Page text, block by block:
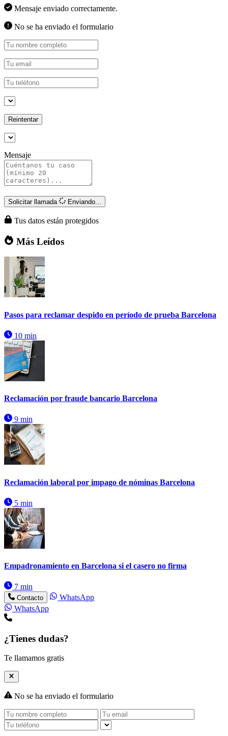
Mensaje enviado correctamente.
No se ha enviado el formulario
Reintentar
Mensaje
Solicitar llamada Enviando...
Tus datos están protegidos
Más Leídos
Pasos para reclamar despido en período de prueba Barcelona
10 min
Reclamación por fraude bancario Barcelona
9 min
Reclamación laboral por impago de nóminas Barcelona
5 min
Empadronamiento en Barcelona si el casero no firma
7 min
Contacto
WhatsApp
WhatsApp
¿Tienes dudas?
Te llamamos gratis
No se ha enviado el formulario